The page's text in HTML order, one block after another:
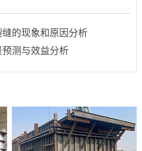
的现象和原因分析
测与效益分析